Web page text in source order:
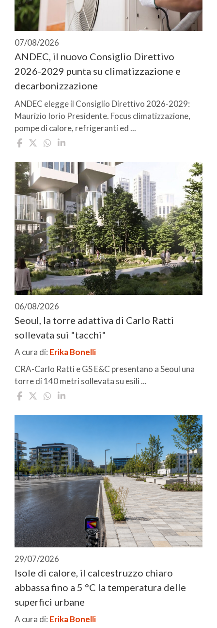
07/08/2026
ANDEC, il nuovo Consiglio Direttivo
2026-2029 punta su climatizzazione e
decarbonizzazione
ANDEC elegge il Consiglio Direttivo 2026-2029:
Maurizio Iorio Presidente. Focus climatizzazione,
pompe di calore, refrigeranti ed ...
06/08/2026
Seoul, la torre adattiva di Carlo Ratti
sollevata sui "tacchi"
A cura di: Erika Bonelli
CRA-Carlo Ratti e GS E&C presentano a Seoul una
torre di 140 metri sollevata su esili ...
29/07/2026
Isole di calore, il calcestruzzo chiaro
abbassa fino a 5 °C la temperatura delle
superfici urbane
A cura di: Erika Bonelli